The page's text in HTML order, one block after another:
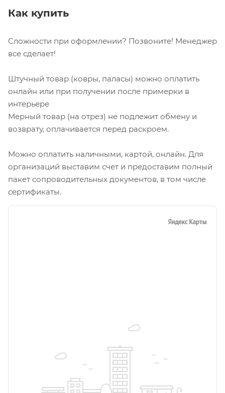
Как купить
Сложности при оформлении? Позвоните! Менеджер
все сделает!
Штучный товар (ковры, паласы) можно оплатить
онлайн или при получении после примерки в
интерьере
Мерный товар (на отрез) не подлежит обмену и
возврату, оплачивается перед раскроем.
Можно оплатить наличными, картой, онлайн. Для
организаций выставим счет и предоставим полный
пакет сопроводительных документов, в том числе
сертификаты.